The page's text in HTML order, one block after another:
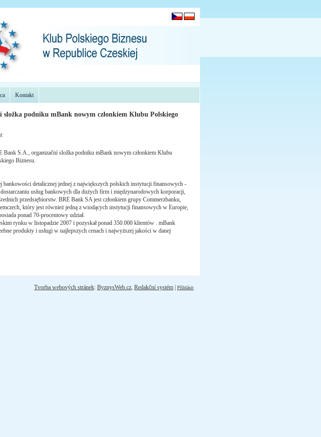
Kontakt
složka podniku mBank nowym członkiem Klubu Polskiego
Bank S.A., organizační složka podniku mBank nowym członkiem Klubu
Biznesu.
bankowości detalicznej jednej z największych polskich instytucji finansowych -
usług bankowych dla dużych firm i międzynarodowych korporacji,
przedsiębiorstw. BRE Bank SA jest członkiem grupy Commerzbanku,
który jest również jedną z wiodących instytucji finansowych w Europie,
ponad 70-procentowy udział.
rynku w listopadzie 2007 i pozyskał ponad 350.000 klientów . mBank
produkty i usługi w najlepszych cenach i najwyższej jakości w danej
Tvorba webových stránek: ByznysWeb.cz, Redakční systém Přihlásit